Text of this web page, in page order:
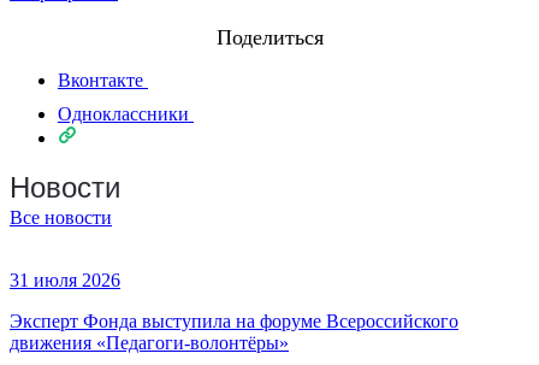
Поделиться
Вконтакте
Одноклассники
Новости
Все новости
31 июля 2026
Эксперт Фонда выступила на форуме Всероссийского
движения «Педагоги-волонтёры»